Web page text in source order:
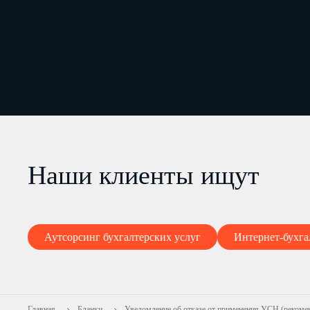
Наши клиенты ищут
Аутсорсинг бухгалтерских услуг Интернет-